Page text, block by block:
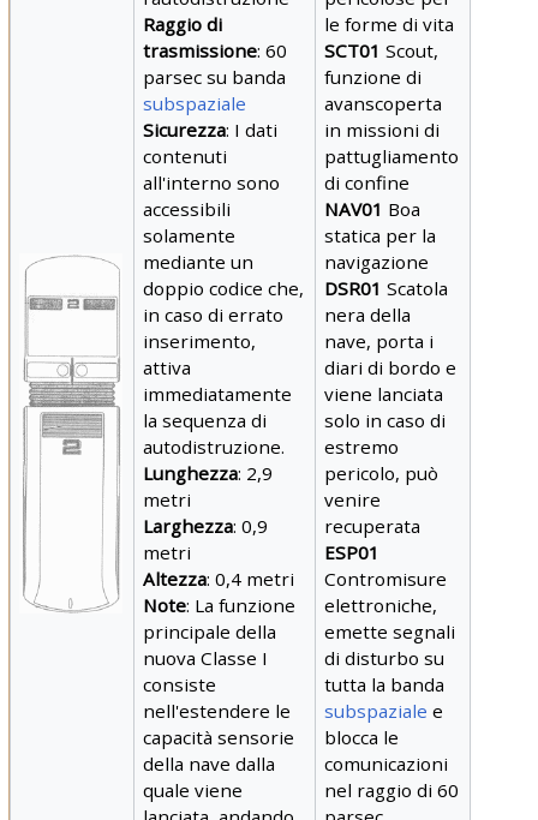
Raggio di
trasmissione: 60
parsec su banda
subspaziale
Sicurezza: I dati
contenuti
all'interno sono
accessibili
solamente
mediante un
doppio codice che,
in caso di errato
inserimento,
attiva
immediatamente
la sequenza di
autodistruzione.
Lunghezza: 2,9
metri
Larghezza: 0,9
metri
Altezza: 0,4 metri
Note: La funzione
principale della
nuova Classe I
consiste
nell'estendere le
capacità sensorie
della nave dalla
quale viene
le forme di vita
SCT01 Scout,
funzione di
avanscoperta
in missioni di
pattugliamento
di confine
NAV01 Boa
statica per la
navigazione
DSR01 Scatola
nera della
nave, porta i
diari di bordo e
viene lanciata
solo in caso di
estremo
pericolo, può
venire
recuperata
ESP01
Contromisure
elettroniche,
emette segnali
di disturbo su
tutta la banda
subspaziale e
blocca le
comunicazioni
nel raggio di 60